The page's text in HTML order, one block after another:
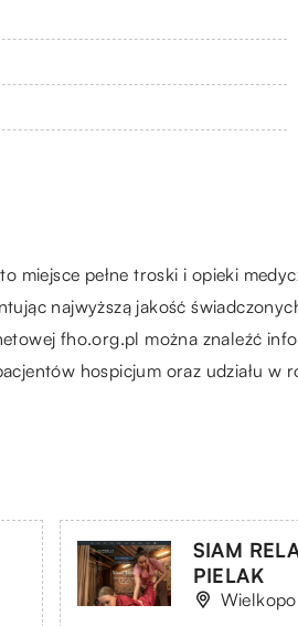
miejsce pełne troski i opieki
najwyższą jakość
fho.org.pl można znaleźć
hospicjum oraz udziału
SIAM
PIELAK